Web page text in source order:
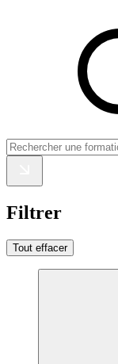
Filtrer
Tout effacer